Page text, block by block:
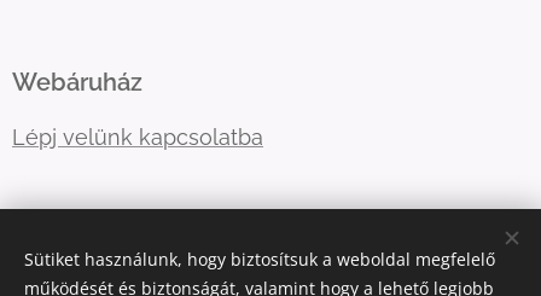
Webáruház
Lépj velünk kapcsolatba
primatormagyarorszag@gmail.com
Telefonszám:06202757966
Sütiket használunk, hogy biztosítsuk a weboldal megfelelő
működését és biztonságát, valamint hogy a lehető legjobb